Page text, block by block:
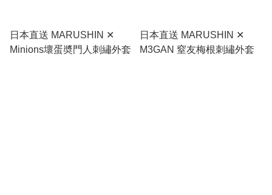
日本直送 MARUSHIN ✕
Minions壞蛋奬門人刺繡外套
日本直送 MARUSHIN ✕
M3GAN 窒友梅根刺繡外套